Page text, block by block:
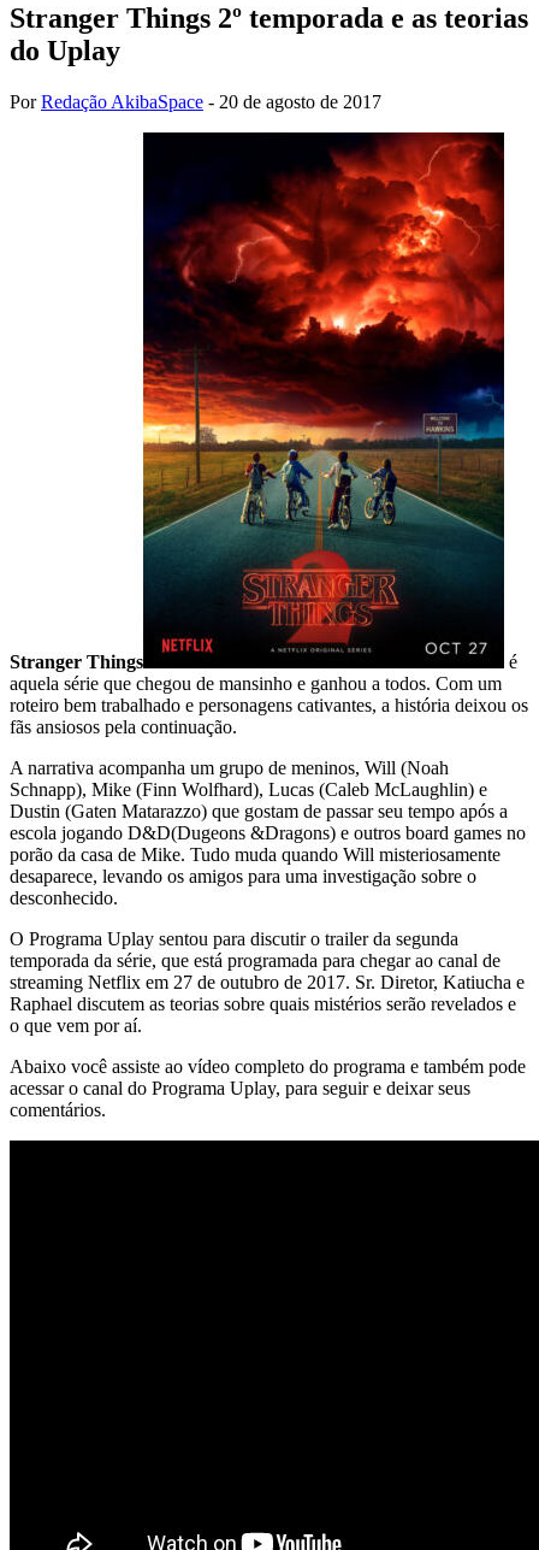
Stranger Things 2º temporada e as teorias
do Uplay
PorRedação AkibaSpace - 20 de agosto de 2017
Stranger Things
é
aquela série que chegou de mansinho e ganhou a todos. Com um
roteiro bem trabalhado e personagens cativantes, a história deixou os
fãs ansiosos pela continuação.
A narrativa acompanha um grupo de meninos, Will (Noah
Schnapp), Mike (Finn Wolfhard), Lucas (Caleb McLaughlin) e
Dustin (Gaten Matarazzo) que gostam de passar seu tempo após a
escola jogando D&D(Dugeons &Dragons) e outros board games no
porão da casa de Mike. Tudo muda quando Will misteriosamente
desaparece, levando os amigos para uma investigação sobre o
desconhecido.
O Programa Uplay sentou para discutir o trailer da segunda
temporada da série, que está programada para chegar ao canal de
streaming Netflix em 27 de outubro de 2017. Sr. Diretor, Katiucha e
Raphael discutem as teorias sobre quais mistérios serão revelados e
o que vem por aí.
Abaixo você assiste ao vídeo completo do programa e também pode
acessar o canal do Programa Uplay, para seguir e deixar seus
comentários.